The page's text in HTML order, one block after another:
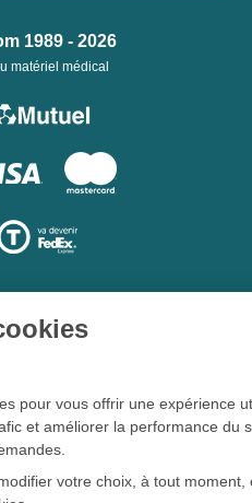
1989 - 2026
matériel médical
du code de la santé publique et à l’arrêté du
médicaux qui peuvent faire l’objet
R 5213-1
ce site peuvent faire l'objet d'une publicité
pour vous offrir une expérience
et améliorer la performance du
votre choix, à tout moment,